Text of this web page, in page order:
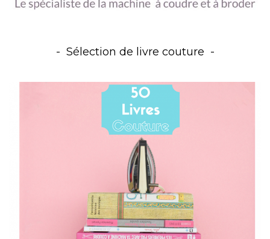
Sélection de livre couture